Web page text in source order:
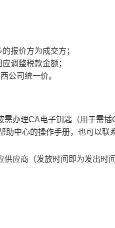
报价方为成交方；
调整税款金额；
公司统一价。
需办理CA电子钥匙（用于需插
助中心的操作手册，也可以联
供应商（发放时间即为发出时